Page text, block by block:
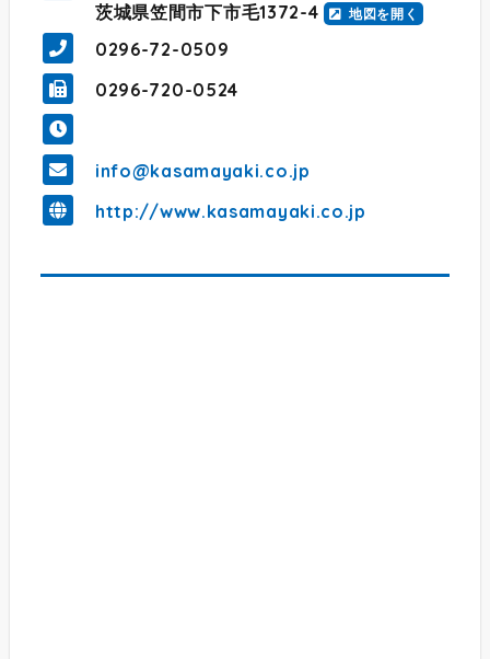
茨城県笠間市下市毛1372-4
地図を開く
0296-72-0509
0296-720-0524
info@kasamayaki.co.jp
http://www.kasamayaki.co.jp